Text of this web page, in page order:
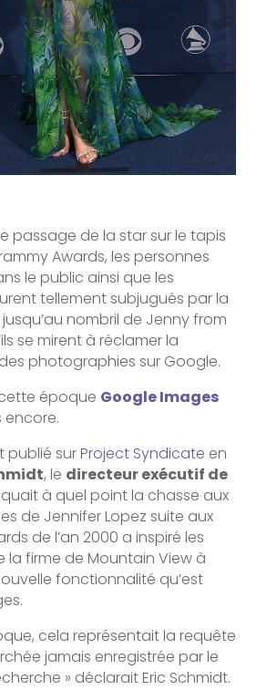
passage de la star sur le tapis
Awards, les personnes
le public ainsi que les
tellement subjugués par la
nombril de Jenny from
se mirent à réclamer la
photographies sur Google.
époque Google Images
encore.
publié surProject Syndicate en
, le directeur exécutif de
à quel point la chasse aux
de Jennifer Lopez suite aux
de l’an 2000 a inspiré les
la firme de Mountain View à
fonctionnalité qu’est
cela représentait la requête
jamais enregistrée par le
» déclarait Eric Schmidt.